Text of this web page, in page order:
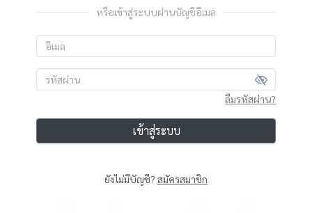
หรือเข้าสู่ระบบผ่านบัญชีอีเมล
ลืมรหัสผ่าน?
เข้าสู่ระบบ
ยังไม่มีบัญชี? สมัครสมาชิก